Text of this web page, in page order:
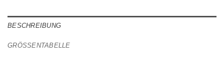
BESCHREIBUNG
GRÖSSENTABELLE